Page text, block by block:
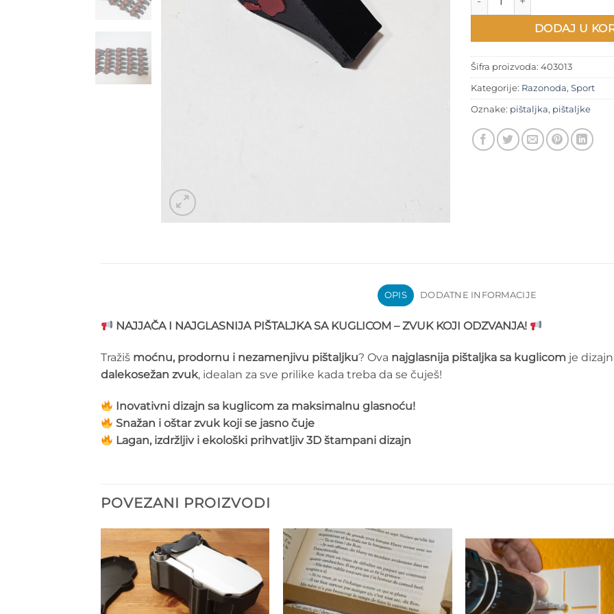
DODAJ U
Šifra proizvoda: 403013
Kategorije: Razonoda, Sport
Oznake: pištaljka, pištaljke
OPIS DODATNE INFORMACIJE
NAJJAČA I NAJGLASNIJA PIŠTALJKA SA KUGLICOM – ZVUK KOJI ODZVANJA!
Tražiš moćnu, prodornu i nezamenjivu pištaljku? Ova najglasnija pištaljka sa kuglicom je
dalekosežan zvuk, idealan za sve prilike kada treba da se čuješ!
Inovativni dizajn sa kuglicom za maksimalnu glasnoću!
Snažan i oštar zvuk koji se jasno čuje
Lagan, izdržljiv i ekološki prihvatljiv 3D štampani dizajn
POVEZANI PROIZVODI
Add to
wishlist
Add to
wishlist
Add